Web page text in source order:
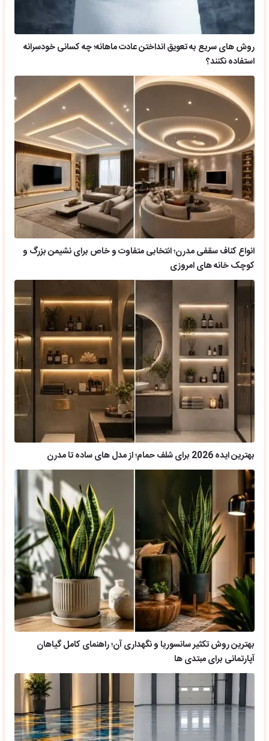
روش های سریع به تعویق انداختن عادت ماهانه؛ چه کسانی خودسرانه
استفاده نکنند؟
انواع کناف سقفی مدرن؛ انتخابی متفاوت و خاص برای نشیمن بزرگ و
کوچک خانه های امروزی
بهترین ایده 2026 برای شلف حمام؛ از مدل های ساده تا مدرن
بهترین روش تکثیر سانسوریا و نگهداری آن؛ راهنمای کامل گیاهان
آپارتمانی برای مبتدی ها